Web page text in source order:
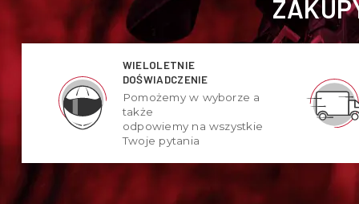
WIELOLETNIE
DOŚWIADCZENIE
Pomożemy w wyborze a
także
odpowiemy na wszystkie
Twoje pytania